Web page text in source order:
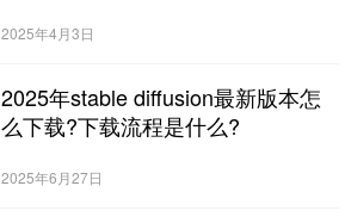
2025年4月3日
2025年stable diffusion最新版本怎
么下载?下载流程是什么?
2025年6月27日